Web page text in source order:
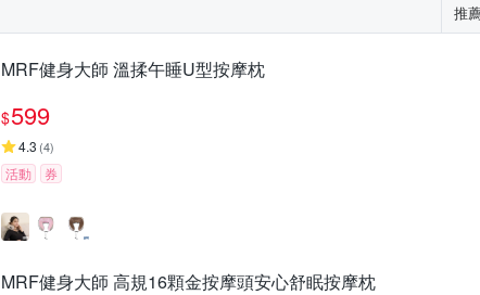
推
MRF健身大師 溫揉午睡U型按摩枕
$599
4.3 (4)
活動 券
MRF健身大師 高規16顆金按摩頭安心舒眠按摩枕